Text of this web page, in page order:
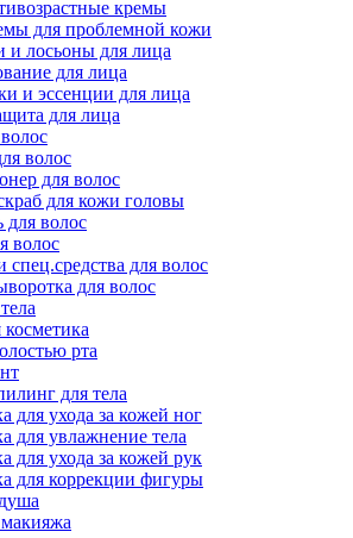
кремы
для проблемной кожи
и лосьоны для лица
для лица
и эссенции для лица
для лица
волос
для волос
для кожи головы
волос
волос
спец.средства для волос
для волос
рта
для тела
для ухода за кожей ног
для увлажнение тела
для ухода за кожей рук
для коррекции фигуры